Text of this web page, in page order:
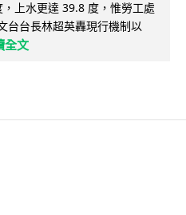
上水更達 39.8 度，惟勞工處
台台長林超英轟現行機制以
全文